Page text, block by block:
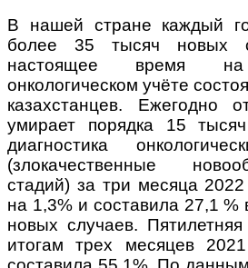
В нашей стране каждый
более 35 тысяч новых
настоящее время на
онкологическом учёте
казахстанцев. Ежегодно
умирает порядка 15
диагностика
(злокачественные
стадий) за три месяца 2022
на 1,3% и составила 27,1 %
новых случаев.
итогам трех месяцев